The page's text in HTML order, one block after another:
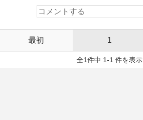
最初 1
全1件中 1-1 件を表示